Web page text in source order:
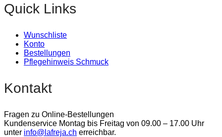
Quick Links
Wunschliste
Konto
Bestellungen
Pflegehinweis Schmuck
Kontakt
Fragen zu Online-Bestellungen
Kundenservice Montag bis Freitag von 09.00 – 17.00 Uhr
unter info@lafreja.ch erreichbar.